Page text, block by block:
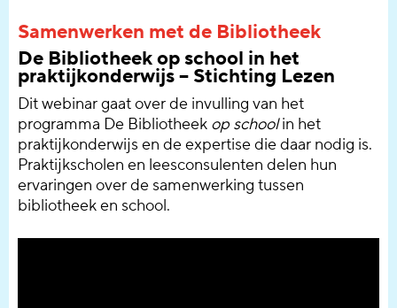
Samenwerken met de Bibliotheek
De Bibliotheek op school in het
praktijkonderwijs – Stichting Lezen
Dit webinar gaat over de invulling van het
programma De Bibliotheek op schoolin het
praktijkonderwijs en de expertise die daar nodig is.
Praktijkscholen en leesconsulenten delen hun
ervaringen over de samenwerking tussen
bibliotheek en school.